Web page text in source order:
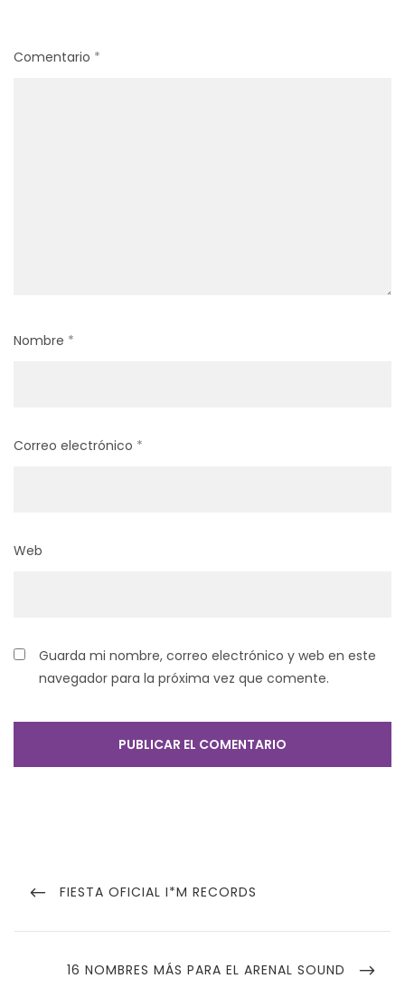
Comentario *
Nombre *
Correo electrónico *
Web
Guarda mi nombre, correo electrónico y web en este
navegador para la próxima vez que comente.
de
PREVIOUS
FIESTA OFICIAL I*M RECORDS
NEXT
16 NOMBRES MÁS PARA EL ARENAL SOUND